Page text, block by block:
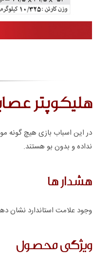
هلیکوپتر
در این اسباب بازی هیچ گونه
نداده و بدون بو هستند.
هشدار ها
وجود علامت استاندارد نشان
ویژگی محصول